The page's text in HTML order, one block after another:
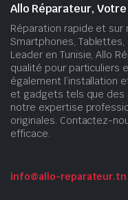
Allo Réparateur,
Réparation rapide et sur
Smartphones,
Leader en Tunisie, Allo
qualité pour particuliers
également l’installation
et gadgets tels que des
notre expertise
originales. Contactez-
efficace.
info@allo-reparateur.tn